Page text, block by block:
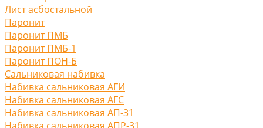
Лист асбостальной
Паронит
Паронит ПМБ
Паронит ПМБ-1
Паронит ПОН-Б
Сальниковая набивка
Набивка сальниковая АГИ
Набивка сальниковая АГС
Набивка сальниковая АП-31